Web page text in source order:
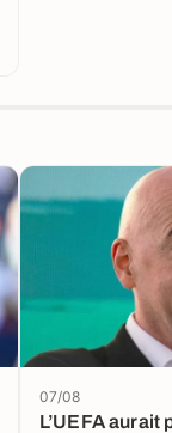
L’UEFA aurait
07/08